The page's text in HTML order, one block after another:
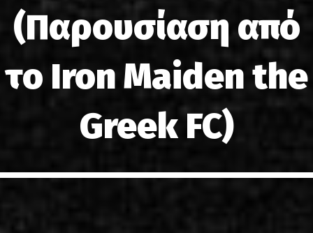
LINKS
EN
GR
(Παρουσίαση από
το Iron Maiden the
Greek FC)